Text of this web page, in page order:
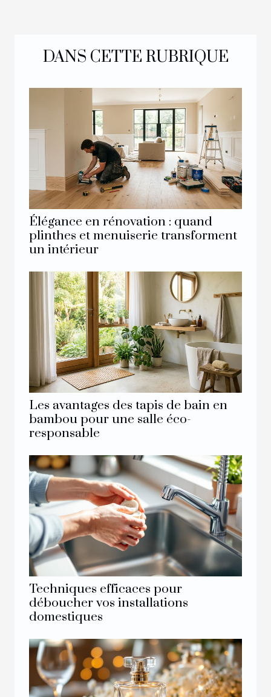
DANS CETTE RUBRIQUE
Élégance en rénovation : quand
plinthes et menuiserie transforment
un intérieur
Les avantages des tapis de bain en
bambou pour une salle éco-
responsable
Techniques efficaces pour
déboucher vos installations
domestiques